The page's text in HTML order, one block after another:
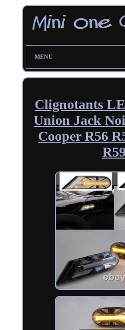
MENU
Clignotants
Union Jack
Cooper R56
R59